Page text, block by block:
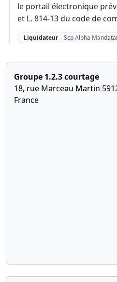
le portail électronique
et L. 814-13 du code de
Liquidateur - Scp Alpha
Groupe 1.2.3 courtage
18, rue Marceau Martin
France